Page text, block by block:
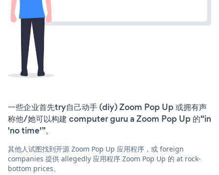
一些企业首先try自己动手 (diy) Zoom Pop Up 或拥有声
称他/她可以构建 computer guru a Zoom Pop Up 的“in
'no time'”。
其他人试图找到开源 Zoom Pop Up 应用程序，或 foreign
companies 提供 allegedly 应用程序 Zoom Pop Up 的 at rock-
bottom prices。